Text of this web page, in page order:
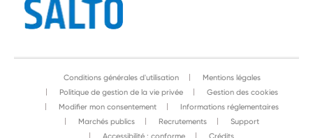
Conditions générales d'utilisation
Mentions légales
Politique de gestion de la vie privée
Gestion des cookies
Modifier mon consentement
Informations réglementaires
Marchés publics
Recrutements
Support
Accessibilité : conforme
Crédits